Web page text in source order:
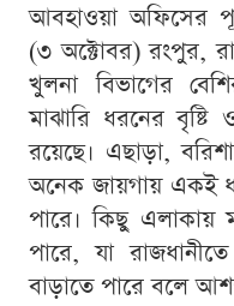
আবহাওয়া অফিসের
(৩ অক্টোবর) রংপুর,
খুলনা বিভাগের
মাঝারি ধরনের বৃষ্টি
রয়েছে। এছাড়া,
অনেক জায়গায় একই
পারে। কিছু এলাকায়
পারে, যা
বাড়াতে পারে বলে